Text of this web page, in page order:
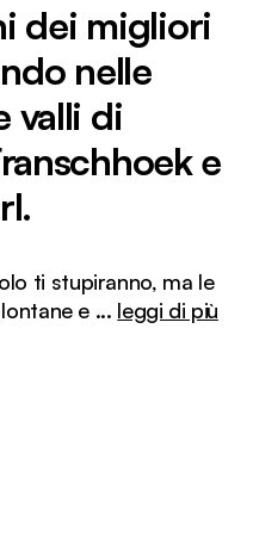
dei migliori
nelle
valli di
e
ti stupiranno, ma le
e ... leggi di più